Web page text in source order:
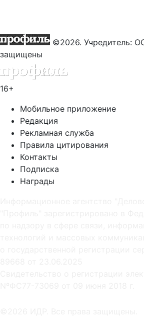
©2026. Учредитель:
защищены
16+
Мобильное приложение
Редакция
Рекламная служба
Правила цитирования
Контакты
Подписка
Награды